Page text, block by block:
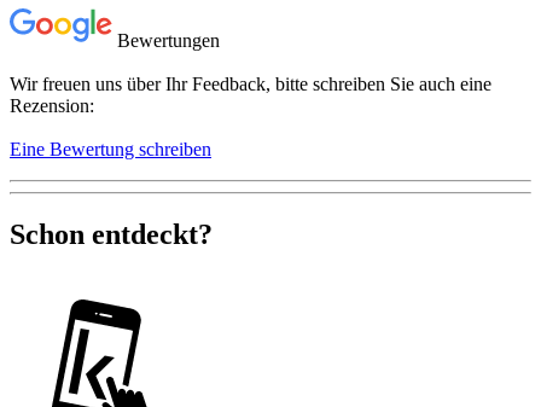
Bewertungen
Wir freuen uns über Ihr Feedback, bitte schreiben Sie auch eine
Rezension:
Eine Bewertung schreiben
Schon entdeckt?